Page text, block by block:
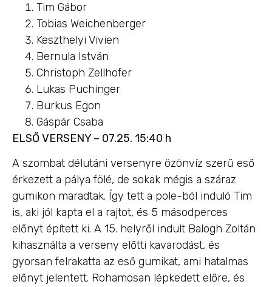
Tim Gábor
Tobias Weichenberger
Keszthelyi Vivien
Bernula István
Christoph Zellhofer
Lukas Puchinger
Burkus Egon
Gáspár Csaba
ELSŐ VERSENY – 07.25. 15:40 h
A szombat délutáni versenyre özönvíz szerű eső
érkezett a pálya fölé, de sokak mégis a száraz
gumikon maradtak. Így tett a pole-ból induló Tim
is, aki jól kapta el a rajtot, és 5 másodperces
előnyt épített ki. A 15. helyről indult Balogh Zoltán
kihasználta a verseny előtti kavarodást, és
gyorsan felrakatta az eső gumikat, ami hatalmas
előnyt jelentett. Rohamosan lépkedett előre, és